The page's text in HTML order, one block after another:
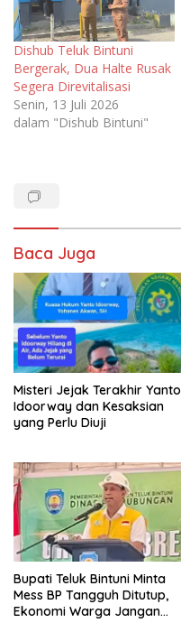
Dishub Teluk Bintuni
Bergerak, Dua Halte Rusak
Segera Direvitalisasi
Senin, 13 Juli 2026
dalam "Dishub Bintuni"
Baca Juga
Misteri Jejak Terakhir Yanto
Idoorway dan Kesaksian
yang Perlu Diuji
Bupati Teluk Bintuni Minta
Mess BP Tangguh Ditutup,
Ekonomi Warga Jangan